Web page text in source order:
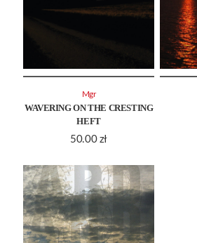
WAVERING ON THE CRESTING
HEFT
50.00 zł
Mgr